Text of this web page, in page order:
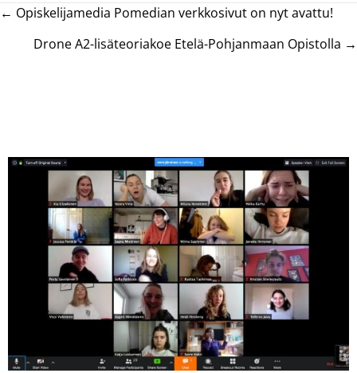
Posts
navigation
← Opiskelijamedia Pomedian verkkosivut on nyt avattu!
Drone A2-lisäteoriakoe Etelä-Pohjanmaan Opistolla →